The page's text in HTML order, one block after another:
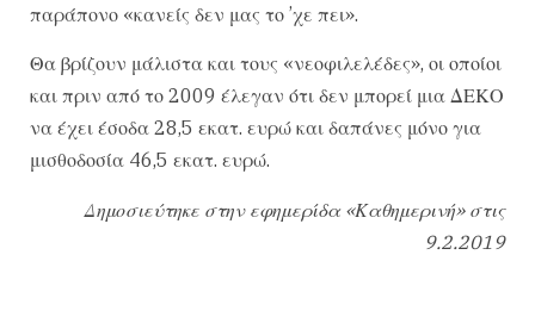
παράπονο «κανείς δεν μας το ’χε πει».
Θα βρίζουν μάλιστα και τους «νεοφιλελέδες», οι οποίοι
και πριν από το 2009 έλεγαν ότι δεν μπορεί μια ΔΕΚΟ
να έχει έσοδα 28,5 εκατ. ευρώ και δαπάνες μόνο για
μισθοδοσία 46,5 εκατ. ευρώ.
Δημοσιεύτηκε στην εφημερίδα «Καθημερινή» στις
9.2.2019